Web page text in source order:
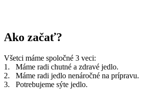
Ako začať?
Všetci máme spoločné 3 veci:
1. Máme radi chutné a zdravé jedlo.
2. Máme radi jedlo nenáročné na prípravu.
3. Potrebujeme sýte jedlo.